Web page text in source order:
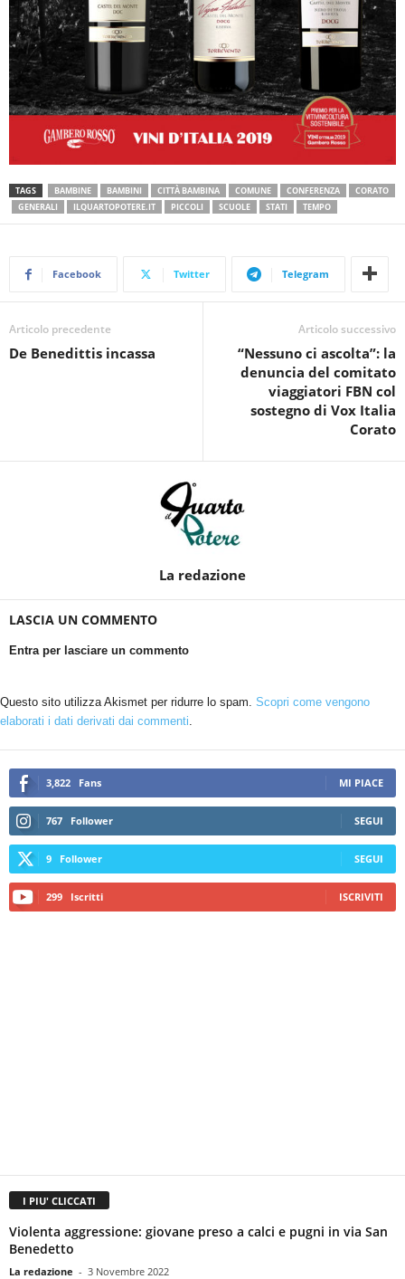
TAGS BAMBINE BAMBINI CITTÀ BAMBINA COMUNE CONFERENZA
CORATO
GENERALI
ILQUARTOPOTERE.IT PICCOLI SCUOLE STATI TEMPO
Facebook Twitter Telegram
Articolo precedente
De Benedittis incassa
Articolo successivo
“Nessuno ci ascolta”: la
denuncia del comitato
viaggiatori FBN col
sostegno di Vox Italia
Corato
La redazione
LASCIA UN COMMENTO
Entra per lasciare un commento
Questo sito utilizza Akismet per ridurre lo spam. Scopri come vengono
elaborati i dati derivati dai commenti.
3,822 Fans MI PIACE
767 Follower SEGUI
9 Follower SEGUI
299 Iscritti ISCRIVITI
I PIU' CLICCATI
Violenta aggressione: giovane preso a calci e pugni in via San
Benedetto
La redazione - 3 Novembre 2022